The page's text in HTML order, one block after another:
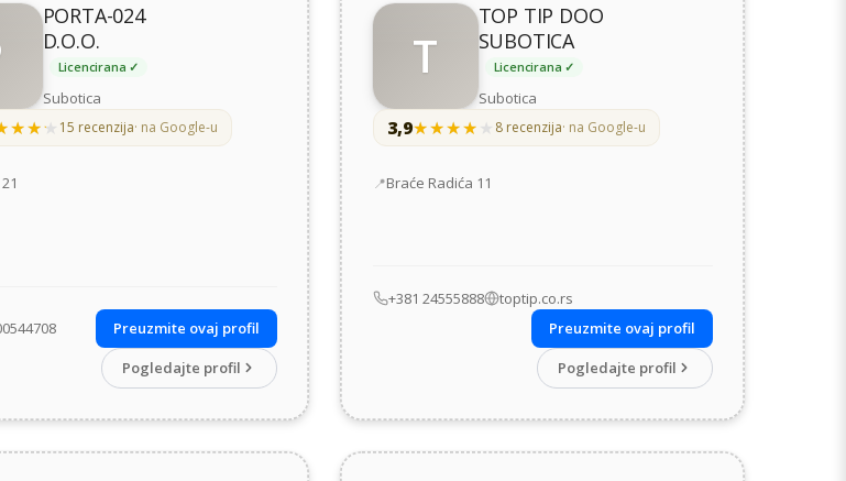
PORTA-024
D.O.O.
Licencirana ✓
Subotica
15 recenzija· na Google-u
Preuzmite ovaj profil
Pogledajte profil
T
TOP TIP DOO
SUBOTICA
Licencirana ✓
Subotica
3,9★★★★★
★★★★★ 8 recenzija· na Google-u
Adresa
Braće Radića 11
+381 24555888
toptip.co.rs
Preuzmite ovaj profil
Pogledajte profil